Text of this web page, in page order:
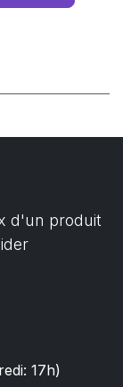
d'un produit
17h)